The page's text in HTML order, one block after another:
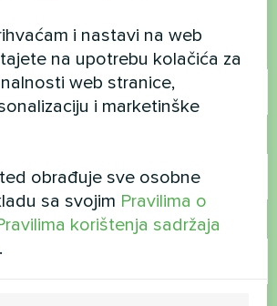
i nastavi na web
na upotrebu kolačića za
web stranice,
i marketinške
obrađuje sve osobne
sa svojim Pravilima o
korištenja sadržaja
.